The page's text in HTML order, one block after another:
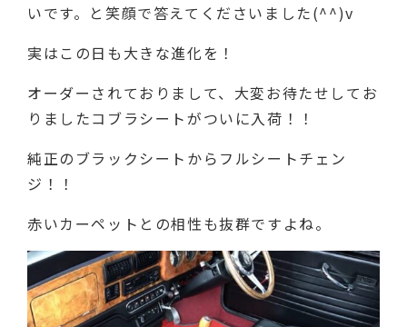
いです。と笑顔で答えてくださいました(^^)v
実はこの日も大きな進化を！
オーダーされておりまして、大変お待たせしてお
りましたコブラシートがついに入荷！！
純正のブラックシートからフルシートチェン
ジ！！
赤いカーペットとの相性も抜群ですよね。